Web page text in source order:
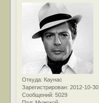
Откуда: Каунас
Зарегистрирован: 2012-10-30
Сообщений: 5029